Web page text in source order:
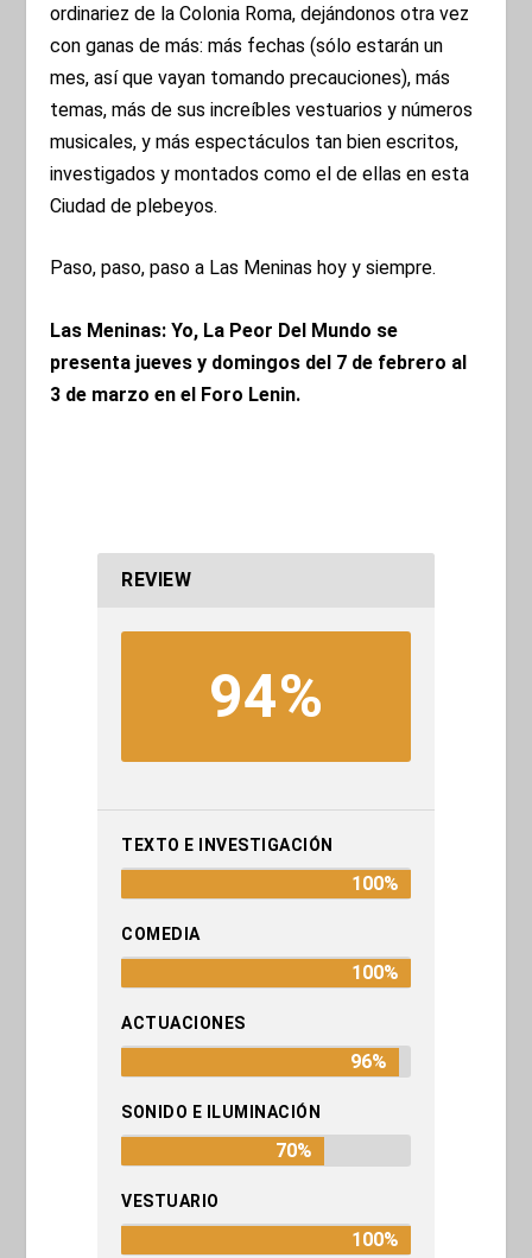
ordinariez de la Colonia Roma, dejándonos otra vez
con ganas de más: más fechas (sólo estarán un
mes, así que vayan tomando precauciones), más
temas, más de sus increíbles vestuarios y números
musicales, y más espectáculos tan bien escritos,
investigados y montados como el de ellas en esta
Ciudad de plebeyos.
Paso, paso, paso a Las Meninas hoy y siempre.
Las Meninas: Yo, La Peor Del Mundo se
presenta jueves y domingos del 7 de febrero al
3 de marzo en el Foro Lenin.
REVIEW
94%
TEXTO E INVESTIGACIÓN
100%
COMEDIA
100%
ACTUACIONES
96%
SONIDO E ILUMINACIÓN
70%
VESTUARIO
100%